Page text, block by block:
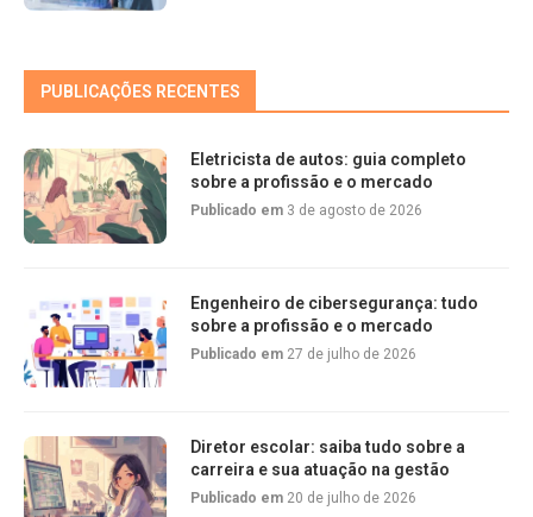
PUBLICAÇÕES RECENTES
Eletricista de autos: guia completo
sobre a profissão e o mercado
Publicado em 3 de agosto de 2026
Engenheiro de cibersegurança: tudo
sobre a profissão e o mercado
Publicado em 27 de julho de 2026
Diretor escolar: saiba tudo sobre a
carreira e sua atuação na gestão
Publicado em 20 de julho de 2026